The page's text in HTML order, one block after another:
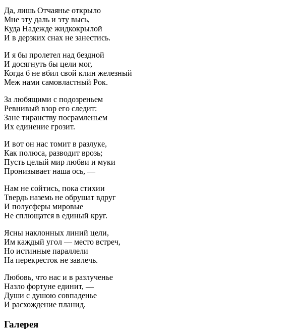
Да, лишь Отчаянье открыло
Мне эту даль и эту высь,
Куда Надежде жидкокрылой
И в дерзких снах не занестись.
И я бы пролетел над бездной
И досягнуть бы цели мог,
Когда б не вбил свой клин железный
Меж нами самовластный Рок.
За любящими с подозреньем
Ревнивый взор его следит:
Зане тиранству посрамленьем
Их единение грозит.
И вот он нас томит в разлуке,
Как полюса, разводит врозь;
Пусть целый мир любви и муки
Пронизывает наша ось, —
Нам не сойтись, пока стихии
Твердь наземь не обрушат вдруг
И полусферы мировые
Не сплющатся в единый круг.
Ясны наклонных линий цели,
Им каждый угол — место встреч,
Но истинные параллели
На перекресток не завлечь.
Любовь, что нас и в разлученье
Назло фортуне единит, —
Души с душою совпаденье
И расхождение планид.
Галерея